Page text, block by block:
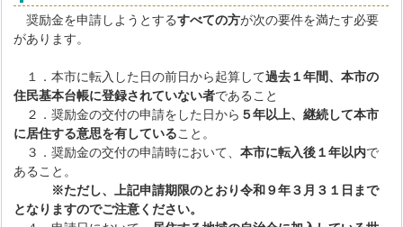
奨励金を申請しようとするすべての方が次の要件を満たす必要
があります。
１．本市に転入した日の前日から起算して過去１年間、本市の
住民基本台帳に登録されていない者であること
２．奨励金の交付の申請をした日から ５年以上、継続して本市
に居住する意思を有していること。
３．奨励金の交付の申請時において、本市に転入後１年以内で
あること。
※ただし、上記申請期限のとおり令和９年３月３１日まで
となりますのでご注意ください。